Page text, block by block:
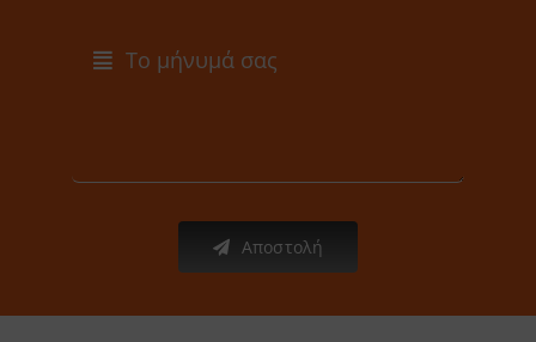
Αποστολή